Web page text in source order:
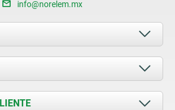
info@norelem.mx